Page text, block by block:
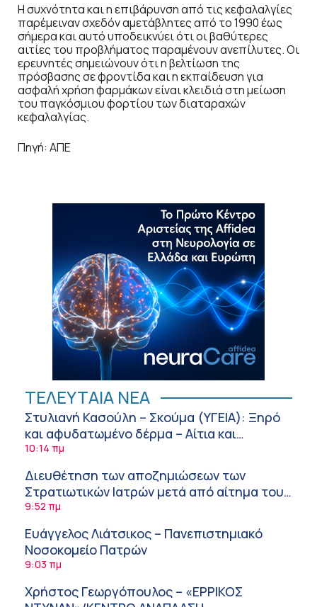
Η συχνότητα και η επιβάρυνση από τις κεφαλαλγίες
παρέμειναν σχεδόν αμετάβλητες από το 1990 έως
σήμερα και αυτό υποδεικνύει ότι οι βαθύτερες
αιτίες του προβλήματος παραμένουν ανεπίλυτες. Οι
ερευνητές σημειώνουν ότι η βελτίωση της
πρόσβασης σε φροντίδα και η εκπαίδευση για
ασφαλή χρήση φαρμάκων είναι κλειδιά στη μείωση
του παγκόσμιου φορτίου των διαταραχών
κεφαλαλγίας.
Πηγή: ΑΠΕ
ΤΕΛΕΥΤΑΙΑ ΝΕΑ
Στυλιανή Κασούλη – Σκούμα (ΥΓΕΙΑ): Ξηρό
και αφυδατωμένο δέρμα – Αίτια και
αντιμετώπιση
10:14 πμ
Διευθέτηση των αποζημιώσεων των
Στρατιωτικών Ιατρών μετά από αίτημα του
ΙΣΑ
9:52 πμ
Ευάγγελος Λιάτσικος – Πανεπιστημιακό
Νοσοκομείο Πατρών
9:03 πμ
Χρήστος Γεωργόπουλος – «ΕΡΡΙΚΟΣ